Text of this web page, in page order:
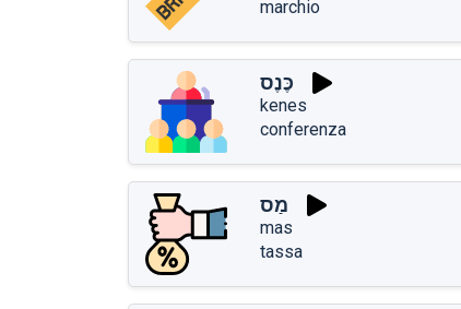
marchio
כֶּנֶס
kenes
conferenza
מַס
mas
tassa